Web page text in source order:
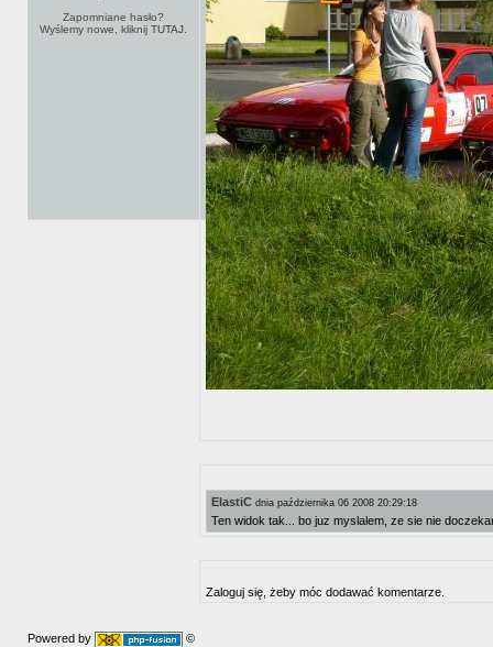
Zapomniane hasło?
Wyślemy nowe, kliknijTUTAJ
ElastiC dnia października 06 2008 20:29:18
Ten widok tak... bo juz myslalem, ze sie nie
Zaloguj się, żeby móc dodawać komentarze.
Powered by ©